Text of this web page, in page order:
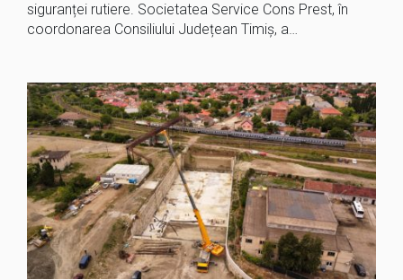
siguranței rutiere. Societatea Service Cons Prest, în
coordonarea Consiliului Județean Timiș, a…